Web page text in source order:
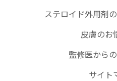
ステロイド外用剤
皮膚のお
監修医から
サイト